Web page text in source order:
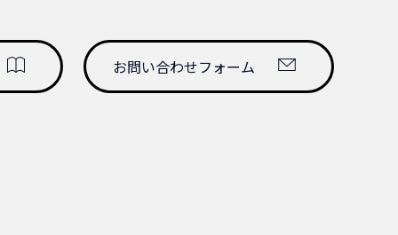
お問い合わせフォーム